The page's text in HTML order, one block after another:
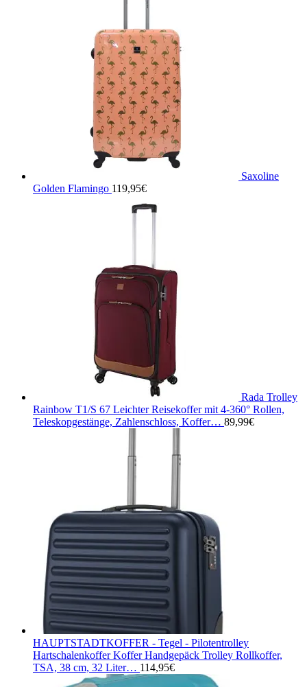
Saxoline
Golden Flamingo 119,95€
Rada Trolley
Rainbow T1/S 67 Leichter Reisekoffer mit 4-360° Rollen,
Teleskopgestänge, Zahlenschloss, Koffer… 89,99€
HAUPTSTADTKOFFER - Tegel - Pilotentrolley
Hartschalenkoffer Koffer Handgepäck Trolley Rollkoffer,
TSA, 38 cm, 32 Liter… 114,95€